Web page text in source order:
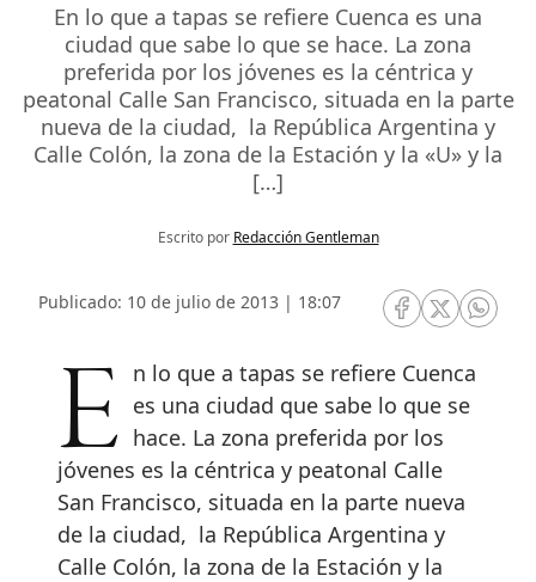
En lo que a tapas se refiere Cuenca es una
ciudad que sabe lo que se hace. La zona
preferida por los jóvenes es la céntrica y
peatonal Calle San Francisco, situada en la parte
nueva de la ciudad, la República Argentina y
Calle Colón, la zona de la Estación y la «U» y la
[…]
Escrito por Redacción Gentleman
Publicado: 10 de julio de 2013 | 18:07
RRSS Facebook
RRSSRRSS
En lo que a tapas se refiere Cuenca es una ciudad que sabe lo que se
hace. La zona preferida por los
jóvenes es la céntrica y peatonal Calle
San Francisco, situada en la parte nueva
de la ciudad, la República Argentina y
Calle Colón, la zona de la Estación y la